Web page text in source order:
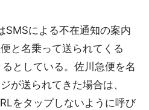
SMSによる不在通知の案内
と名乗って送られてくる
としている。佐川急便を名
が送られてきた場合は、
をタップしないように呼び